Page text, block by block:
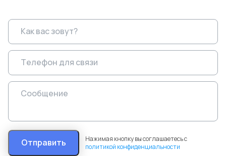
Отправить
Нажимая кнопку вы соглашаетесь с
политикой конфиденциальности